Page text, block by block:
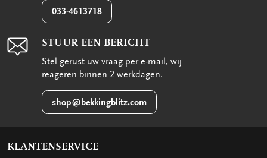
033-4613718
STUUR EEN BERICHT
Stel gerust uw vraag per e-mail, wij
reageren binnen 2 werkdagen.
shop@bekkingblitz.com
KLANTENSERVICE